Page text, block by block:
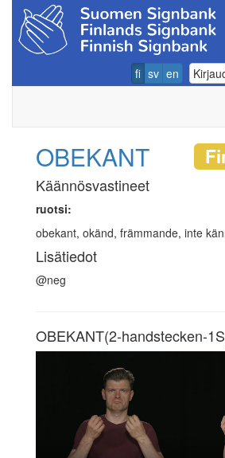
fi sv en
OBEKANT
Käännösvastineet
ruotsi:
obekant, okänd, främmande, inte
Lisätiedot
@neg
OBEKANT(2-handstecken-